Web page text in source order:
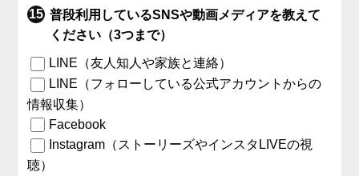
普段利用しているSNSや動画メディアを教えて
ください（3つまで）
LINE（友人知人や家族と連絡）
LINE（フォローしている公式アカウントからの
情報収集）
Facebook
Instagram（ストーリーズやインスタLIVEの視
聴）